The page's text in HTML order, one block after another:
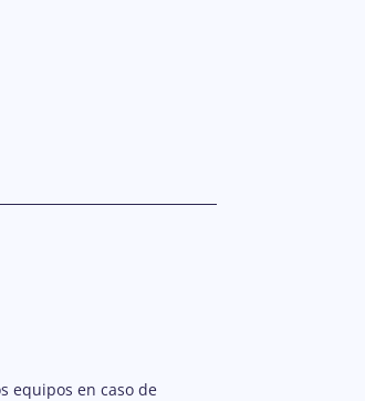
equipos en caso de